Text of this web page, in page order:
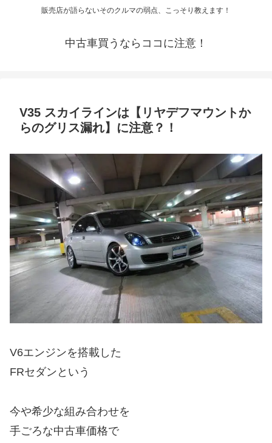
販売店が語らないそのクルマの弱点、こっそり教えます！
中古車買うならココに注意！
V35 スカイラインは【リヤデフマウントか
らのグリス漏れ】に注意？！
V6エンジンを搭載した
FRセダンという
今や希少な組み合わせを
手ごろな中古車価格で